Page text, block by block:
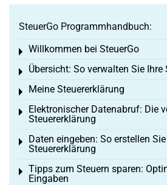
SteuerGo Programmhandbuch:
Willkommen bei SteuerGo
Toggle menu
Übersicht: So verwalten Sie Ihre
Toggle menu
Meine Steuererklärung
Toggle menu
Elektronischer Datenabruf: Die
Steuererklärung
Toggle menu
Daten eingeben: So erstellen
Steuererklärung
Toggle menu
Tipps zum Steuern sparen:
Eingaben
Toggle menu